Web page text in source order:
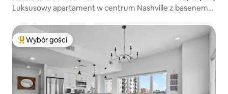
Luksusowy apartament w centrum Nashville z basenem
Najpopularniejsze z kategorii Wybór gości
Wybór gości